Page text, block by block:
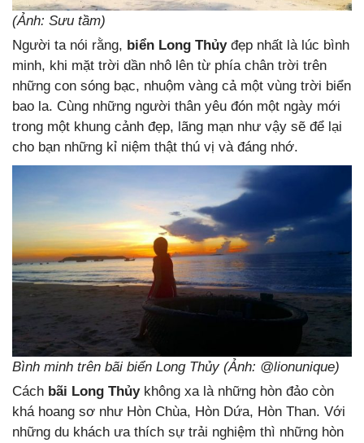
(Ảnh: Sưu tầm)
Người ta nói rằng, biển Long Thủyđẹp nhất là lúc bình
minh, khi mặt trời dần nhô lên từ phía chân trời trên
những con sóng bạc, nhuộm vàng cả một vùng trời biển
bao la. Cùng những người thân yêu đón một ngày mới
trong một khung cảnh đẹp, lãng mạn như vậy sẽ để lại
cho bạn những kỉ niệm thật thú vị và đáng nhớ.
Bình minh trên bãi biển Long Thủy (Ảnh: @lionunique)
Cách bãi Long Thủykhông xa là những hòn đảo còn
khá hoang sơ như Hòn Chùa, Hòn Dứa, Hòn Than. Với
những du khách ưa thích sự trải nghiệm thì những hòn